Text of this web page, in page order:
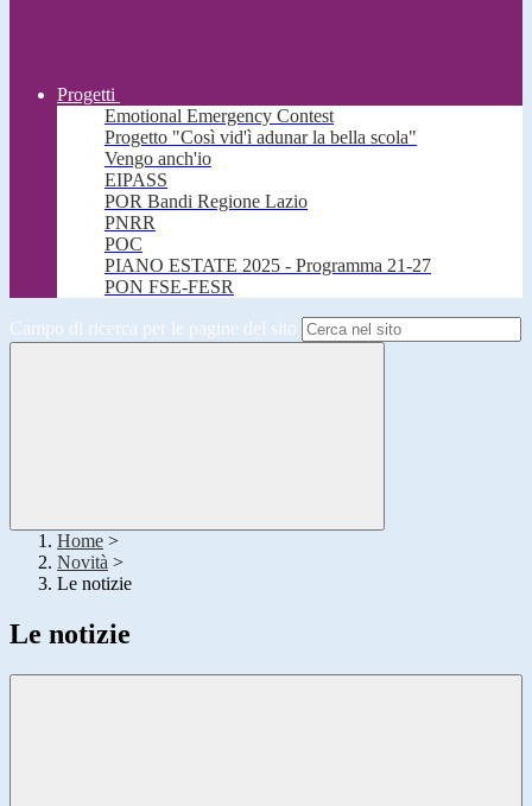
Progetti
Emotional Emergency Contest
Progetto "Così vid'ì adunar la bella scola"
Vengo anch'io
EIPASS
POR Bandi Regione Lazio
PNRR
POC
PIANO ESTATE 2025 - Programma 21-27
PON FSE-FESR
Campo di ricerca per le pagine del sito
Home >
Novità >
Le notizie
Le notizie